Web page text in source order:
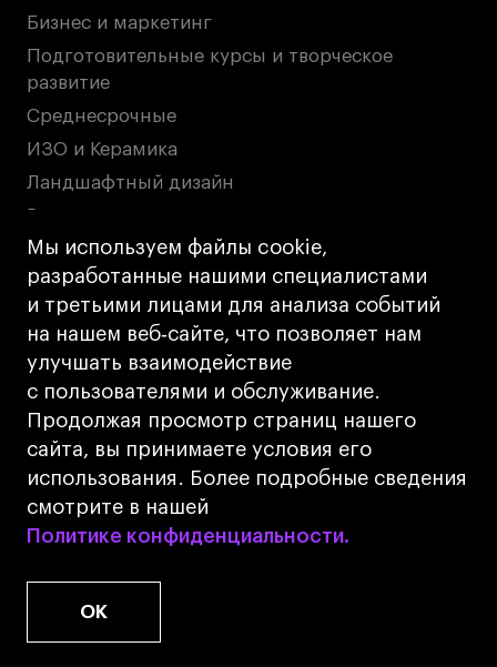
Мы используем файлы cookie,
разработанные нашими специалистами
и третьими лицами для анализа событий
на нашем веб‑сайте, что позволяет нам
улучшать взаимодействие
с пользователями и обслуживание.
Продолжая просмотр страниц нашего
сайта, вы принимаете условия его
использования. Более подробные сведения
смотрите в нашей
Политике конфиденциальности.
Политике конфиденциальности.
OK
Бизнес и маркетинг
Подготовительные курсы и творческое
развитие
Среднесрочные
ИЗО и Керамика
Ландшафтный дизайн
Все программы
Онлайн-программы
Дизайн интерьера
Дизайн одежды
Стайлинг
Современная живопись
UX/UI-дизайн
Маркетинг
Все программы
Интенсивы